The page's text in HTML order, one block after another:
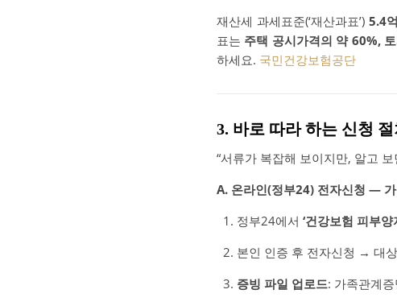
재산세 과세표준(‘재산과표’) 5.4
표는 주택 공시가격의 약 60%,
하세요. 국민건강보험공단
3. 바로 따라 하는 신청
“서류가 복잡해 보이지만, 알고
A. 온라인(정부24) 전자신청 —
정부24에서 ‘건강보험 피부
본인 인증 후 전자신청 → 대
증빙 파일 업로드: 가족관계